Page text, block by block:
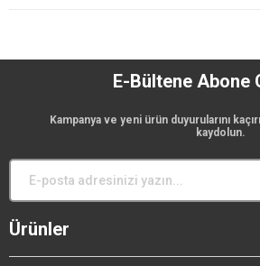
E-Bültene Abone
Kampanya ve yeni ürün duyurularını
kaydolun.
Ürünler